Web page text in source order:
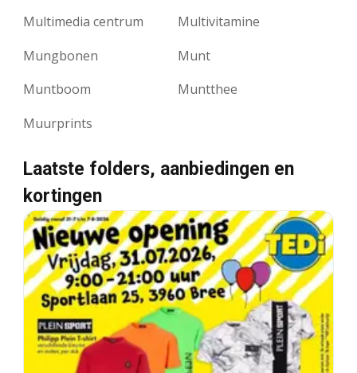
Multimedia centrum
Multivitamine
Mungbonen
Munt
Muntboom
Muntthee
Muurprints
Laatste folders, aanbiedingen en
kortingen